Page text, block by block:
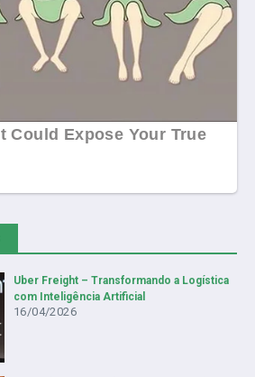
Uber Freight – Transformando a Logística
com Inteligência Artificial
16/04/2026